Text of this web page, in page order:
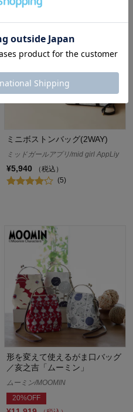
ミニボストンバッグ(2WAY)
ミッドガールアプリ/mid girl AppLiy
¥5,940
（税込）
(5)
形を変えて使えるがま口バッグ
／亥之吉「ムーミン」
ムーミン/MOOMIN
20%OFF